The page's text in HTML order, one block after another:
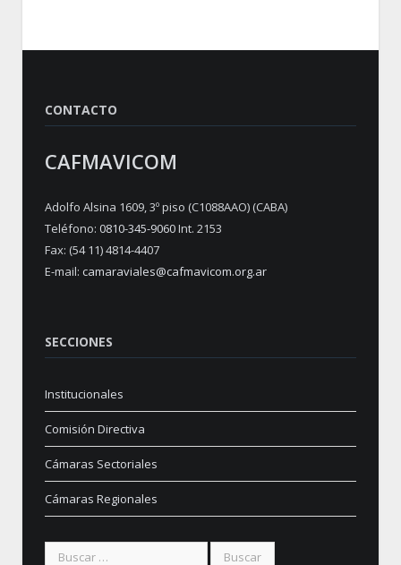
CONTACTO
CAFMAVICOM
Adolfo Alsina 1609, 3º piso (C1088AAO) (CABA)
Teléfono: 0810-345-9060Int. 2153
Fax: (54 11) 4814-4407
E-mail: camaraviales@cafmavicom.org.ar
SECCIONES
Institucionales
Comisión Directiva
Cámaras Sectoriales
Cámaras Regionales